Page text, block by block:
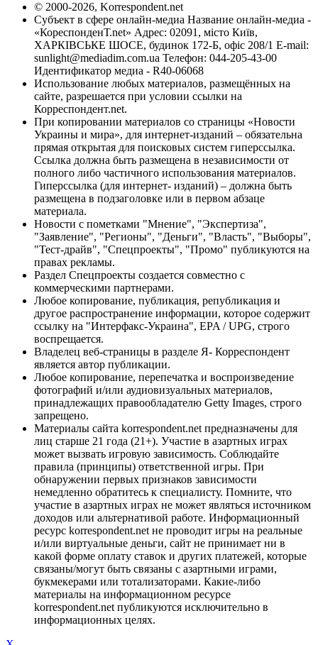
© 2000-2026, Korrespondent.net
Субъект в сфере онлайн-медиа Название онлайн-медиа -
«КореспонденТ.net» Адрес: 02091, місто Київ,
ХАРКІВСЬКЕ ШОСЕ, будинок 172-Б, офіс 208/1 E-mail:
sunlight@mediadim.com.ua Телефон: 044-205-43-00
Идентификатор медиа - R40-06068
Использование любых материалов, размещённых на
сайте, разрешается при условии ссылки на
Корреспондент.net.
При копировании материалов со страницы «Новости
Украины и мира», для интернет-изданий – обязательна
прямая открытая для поисковых систем гиперссылка.
Ссылка должна быть размещена в независимости от
полного либо частичного использования материалов.
Гиперссылка (для интернет- изданий) – должна быть
размещена в подзаголовке или в первом абзаце
материала.
Новости с пометками "Мнение", "Экспертиза",
"Заявление", "Регионы", "Деньги", "Власть", "Выборы",
"Тест-драйв", "Спецпроекты", "Промо" публикуются на
правах рекламы.
Раздел Спецпроекты создается совместно с
коммерческими партнерами.
Любое копирование, публикация, републикация и
другое распространение информации, которое содержит
ссылку на "Интерфакс-Украина", EPA / UPG, строго
воспрещается.
Владелец веб-страницы в разделе Я- Корреспондент
является автор публикации.
Любое копирование, перепечатка и воспроизведение
фотографий и/или аудиовизуальных материалов,
принадлежащих правообладателю Getty Images, строго
запрещено.
Материалы сайта korrespondent.net предназначены для
лиц старше 21 года (21+). Участие в азартных играх
может вызвать игровую зависимость. Соблюдайте
правила (принципы) ответственной игры. При
обнаружении первых признаков зависимости
немедленно обратитесь к специалисту. Помните, что
участие в азартных играх не может являться источником
доходов или альтернативой работе. Информационный
ресурс korrespondent.net не проводит игры на реальные
и/или виртуальные деньги, сайт не принимает ни в
какой форме оплату ставок и других платежей, которые
связаны/могут быть связаны с азартными играми,
букмекерами или тотализаторами. Какие-либо
материалы на информационном ресурсе
korrespondent.net публикуются исключительно в
информационных целях.